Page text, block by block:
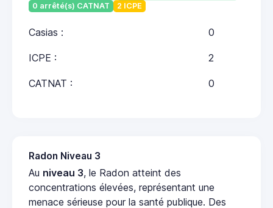
0 arrêté(s) CATNAT
2 ICPE
Casias : 0
ICPE : 2
CATNAT : 0
Radon Niveau 3
Au niveau 3, le Radon atteint des
concentrations élevées, représentant une
menace sérieuse pour la santé publique. Des